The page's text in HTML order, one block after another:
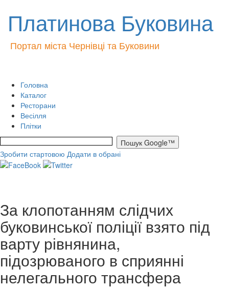
Платинова Буковина
Портал міста Чернівці та Буковини
Головна
Каталог
Ресторани
Весілля
Плітки
Зробити стартовою Додати в обрані
За клопотанням слідчих
буковинської поліції взято під
варту рівнянина,
підозрюваного в сприянні
нелегального трансфера